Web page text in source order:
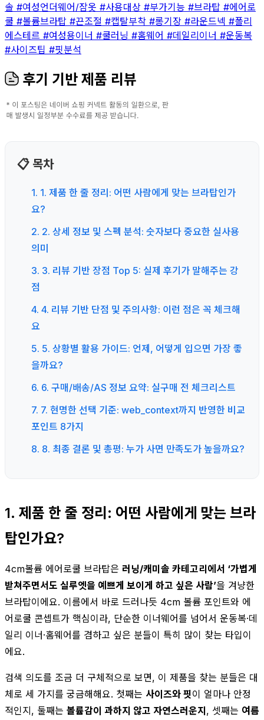
솔 #여성언더웨어/잠옷 #사용대상 #부가기능 #브라탑 #에어로
쿨 #볼륨브라탑 #끈조절 #캡탈부착 #롱기장 #라운드넥 #폴리
에스테르 #여성용이너 #쿨러닝 #홈웨어 #데일리이너 #운동복
#사이즈팁 #핏분석
후기 기반 제품 리뷰
📋 목차
1. 1. 제품 한 줄 정리: 어떤 사람에게 맞는 브라탑인가
요?
2. 2. 상세 정보 및 스펙 분석: 숫자보다 중요한 실사용
의미
3. 3. 리뷰 기반 장점 Top 5: 실제 후기가 말해주는 강
점
4. 4. 리뷰 기반 단점 및 주의사항: 이런 점은 꼭 체크해
요
5. 5. 상황별 활용 가이드: 언제, 어떻게 입으면 가장 좋
을까요?
6. 6. 구매/배송/AS 정보 요약: 실구매 전 체크리스트
7. 7. 현명한 선택 기준: web_context까지 반영한 비교
포인트 8가지
8. 8. 최종 결론 및 총평: 누가 사면 만족도가 높을까요?
1. 제품 한 줄 정리: 어떤 사람에게 맞는 브라
탑인가요?
4cm볼륨 에어로쿨 브라탑은 러닝/캐미솔 카테고리에서 ‘가볍게
받쳐주면서도 실루엣을 예쁘게 보이게 하고 싶은 사람’을 겨냥한
브라탑이에요. 이름에서 바로 드러나듯 4cm 볼륨 포인트와 에
어로쿨 콘셉트가 핵심이라, 단순한 이너웨어를 넘어서 운동복·데
일리 이너·홈웨어를 겸하고 싶은 분들이 특히 많이 찾는 타입이
에요.
검색 의도를 조금 더 구체적으로 보면, 이 제품을 찾는 분들은 대
체로 세 가지를 궁금해해요. 첫째는 사이즈와 핏이 얼마나 안정
적인지, 둘째는 볼륨감이 과하지 않고 자연스러운지, 셋째는 여름